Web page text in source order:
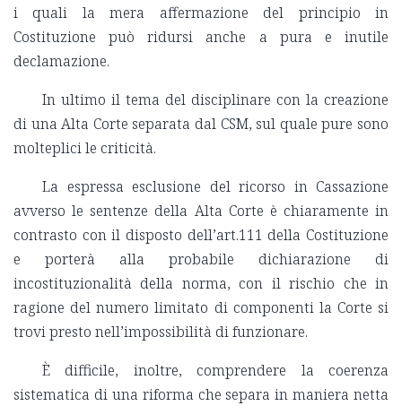
i quali la mera affermazione del principio in
Costituzione può ridursi anche a pura e inutile
declamazione.
In ultimo il tema del disciplinare con la creazione
di una Alta Corte separata dal CSM, sul quale pure sono
molteplici le criticità.
La espressa esclusione del ricorso in Cassazione
avverso le sentenze della Alta Corte è chiaramente in
contrasto con il disposto dell’art.111 della Costituzione
e porterà alla probabile dichiarazione di
incostituzionalità della norma, con il rischio che in
ragione del numero limitato di componenti la Corte si
trovi presto nell’impossibilità di funzionare.
È difficile, inoltre, comprendere la coerenza
sistematica di una riforma che separa in maniera netta